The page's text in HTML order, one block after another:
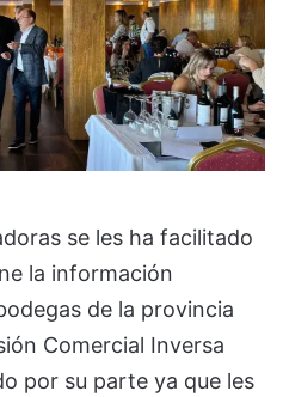
se les ha facilitado
la información
de la provincia
Comercial Inversa
por su parte ya que les